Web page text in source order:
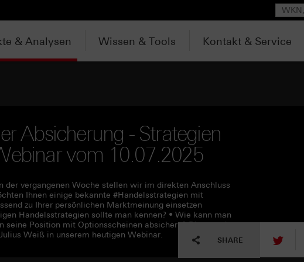
Suche
& Analysen Wissen & Tools Kontakt & Service
Absicherung - Strategien
vom 10.07.2025
vergangenen Woche stellen wir im direkten Anschluss
Ihnen einige bekannte #Handelsstrategien mit
zu Ihrer persönlichen Marktmeinung einsetzen
Handelsstrategien sollte man kennen? • Wie kann man
Position mit Optionsscheinen absichern? Diese und
Weiß in unserem heutigen Webinar.
SHARE tweet